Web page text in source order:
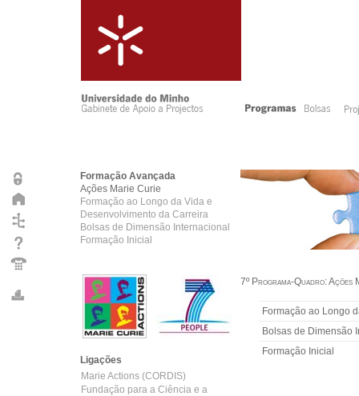
Formação Avançada
Ações Marie Curie
Formação ao Longo da Vida e
Desenvolvimento da Carreira
Bolsas de Dimensão Internacional
Formação Inicial
Ligações
Marie Actions (CORDIS)
Fundação para a Ciência e a
7º Programa-Quadro:Ações
Formação ao Longo
Bolsas de Dimensão
Formação Inicial